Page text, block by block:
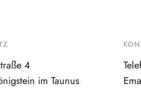
4
im Taunus